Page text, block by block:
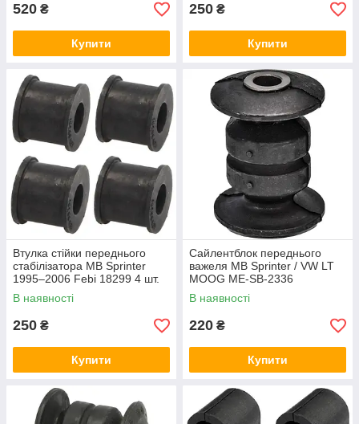
520 ₴
Купити
250 ₴
Купити
Втулка стійки переднього
стабілізатора MB Sprinter
1995–2006 Febi 18299 4 шт.
В наявності
250 ₴
Купити
Сайлентблок переднього
важеля MB Sprinter / VW LT
MOOG ME-SB-2336
В наявності
220 ₴
Купити